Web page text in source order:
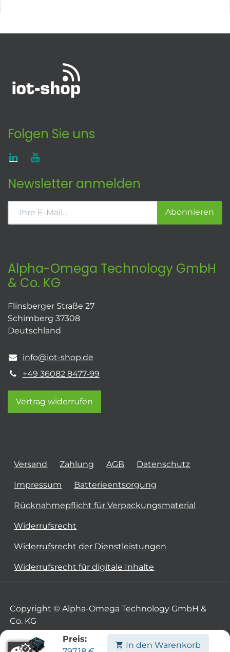
Preis:
In den Warenkorb
Folgen Sie uns
Newsletter anmelden
Abonnieren
Alpha-Omega Technology GmbH
& Co. KG
Flinsberger Straße 27
Schimberg 37308
Deutschland
info@iot-shop.de
+49 36082 8477-99
Vertrag widerrufen
Versand Zahlung AGB Datenschutz
Impressum Batterieentsorgung
Rücknahmepflicht für Verpackungsmaterial
Widerrufsrecht
Widerrufsrecht der Dienstleistungen
Widerrufsrecht für digitale Inhalte
Copyright © Alpha-Omega Technology GmbH &
Co. KG